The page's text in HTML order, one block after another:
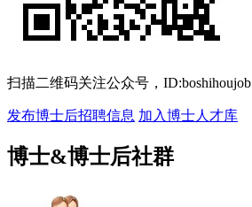
扫描二维码关注公众号，ID:boshihoujob
发布博士后招聘信息 加入博士人才库
博士&博士后社群